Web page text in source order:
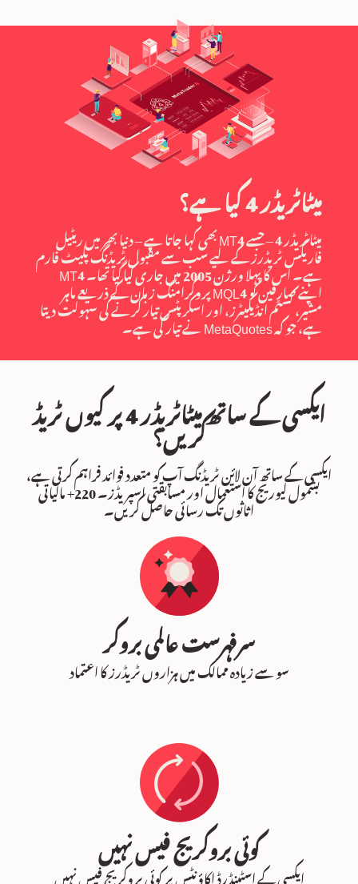
میٹاٹریڈر 4 کیا ہے؟
میٹاٹریڈر 4 – جسے MT4 بھی کہا جاتا ہے – دنیا بھر میں ریٹیل
فاریکس ٹریڈرز کے لیے سب سے مقبول ٹریڈنگ پلیٹ فارم
ہے۔ اس کا پہلا ورژن 2005 میں جاری کیا گیا تھا۔ MT4
اپنے صارفین کو MQL4 پروگرامنگ زبان کے ذریعے ماہر
مشیر، کسٹم انڈیکیٹرز، اور اسکرپٹس تیار کرنے کی سہولت دیتا
ہے، جو کہ MetaQuotes نے تیار کی ہے۔
ایکسی کے ساتھ میٹاٹریڈر 4 پر کیوں ٹریڈ کریں؟
ایکسی کے ساتھ آن لائن ٹریڈنگ آپ کو متعدد فوائد فراہم کرتی ہے،
بشمول لیوریج کا استعمال اور مسابقتی اسپریڈز۔ 220+ مالیاتی
اثاثوں تک رسائی حاصل کریں۔
سرفہرست عالمی بروکر
سو سے زیادہ ممالک میں ہزاروں ٹریڈرز کا اعتماد
کوئی بروکریج فیس نہیں
ایکسی کے اسٹینڈرڈ اکاؤنٹس پر کوئی بروکریج فیس نہیں